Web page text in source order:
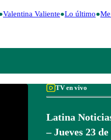
Valentina Valiente Lo último Me
TV en vivo
Latina
– Jueves 23